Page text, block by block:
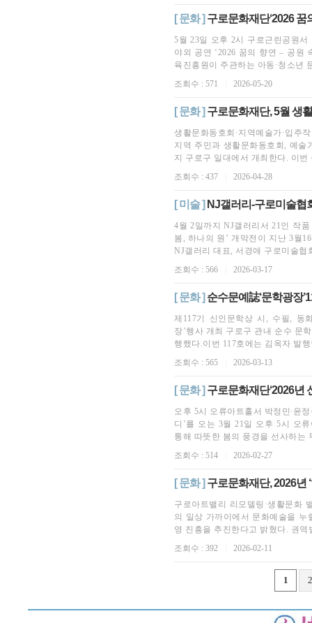
[ 문화 ] 구로문화재단‘2026 꿈
5월 23일 오후 2시 구로근린공원
야외 공연 ‘2026 꿈의 향연 – 공원
육진흥원이 주관하는 아동·청소년
조회수 : 571
2026-05-20
[ 문화 ] 구로문화재단, 5월 생
생활문화동호회·지역예술가·입주
지역 주민과 생활문화동호회, 예술
지 구로구 일대에서 개최한다. 이번
조회수 : 437
2026-04-28
[ 미술 ] NJ갤러리-구로미술협
4월 2일까지 NJ갤러리서 21인 작
봄, 하나의 원’ 개막전이 지난 3월
NJ갤러리 대표, 서경애 구로미술협
조회수 : 566
2026-03-17
[ 문화 ] 순수문예誌‘문학광장
제117기 신인문학상 시, 수필, 동
장’행사 개최 구로구 관내 순수 문
행했다.이번 117호에는 김옥자 발
조회수 : 565
2026-03-13
[ 문화 ] 구로문화재단‘2026년
오후 5시 오류아트홀서 박정민∙윤
디’를 오는 3월 21일 오후 5시 오
통해 따뜻한 봄의 풍경을 선사하는
조회수 : 514
2026-02-27
[ 문화 ] 구로문화재단, 2026년
구로아트밸리 리모델링·생활문화
의 일상 가까이에서 문화예술을
영 진흥을 추진한다고 밝혔다. 권
조회수 : 392
2026-02-11
1 2